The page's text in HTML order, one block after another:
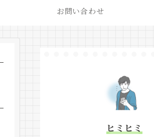
お問い合わせ
ヒミヒミ